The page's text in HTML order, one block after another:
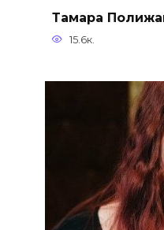
Тамара
15.6к.